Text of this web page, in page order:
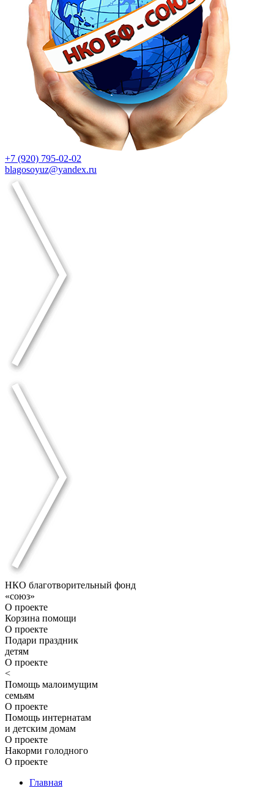
+7 (920) 795-02-02
blagosoyuz@yandex.ru
НКО благотворительный фонд
«союз»
О проекте
Корзина помощи
О проекте
Подари праздник
детям
О проекте
<
Помощь малоимущим
семьям
О проекте
Помощь интернатам
и детским домам
О проекте
Накорми голодного
О проекте
Главная